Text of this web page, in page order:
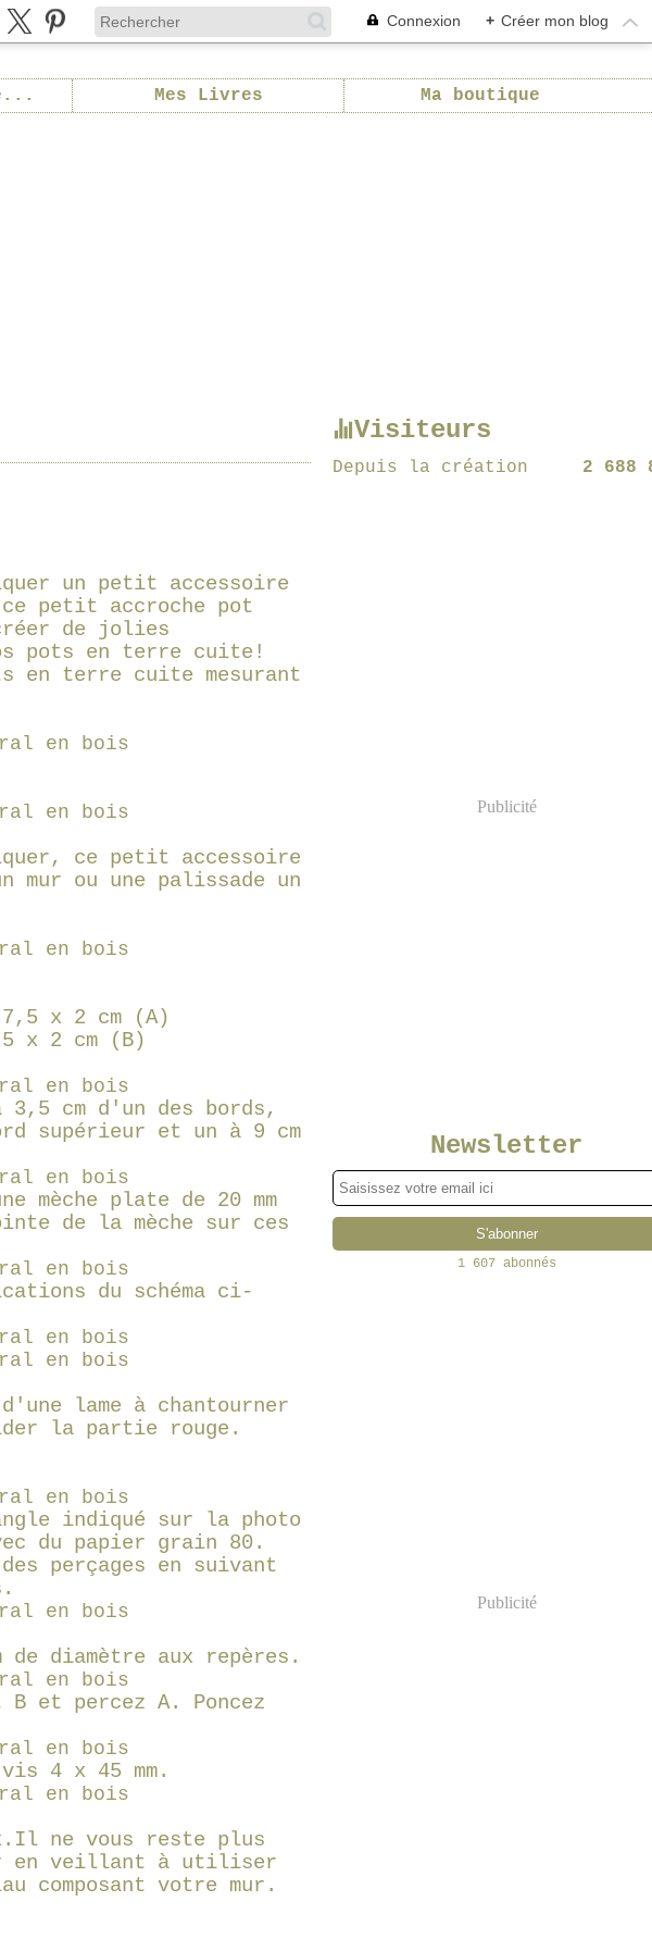
Connexion + Créer mon blog
Mes Livres Ma boutique
un petit accessoire
petit accroche pot
de jolies
pots en terre cuite!
en terre cuite mesurant
ce petit accessoire
mur ou une palissade un
x 2 cm (A)
x 2 cm (B)
cm d'un des bords,
supérieur et un à 9 cm
mèche plate de 20 mm
de la mèche sur ces
du schéma ci-
lame à chantourner
la partie rouge.
indiqué sur la photo
du papier grain 80.
perçages en suivant
de diamètre aux repères.
et percez A. Poncez
4 x 45 mm.
ne vous reste plus
en veillant à utiliser
composant votre mur.
Visiteurs
Depuis la création 2 688
Publicité
Newsletter
1 607 abonnés
Publicité